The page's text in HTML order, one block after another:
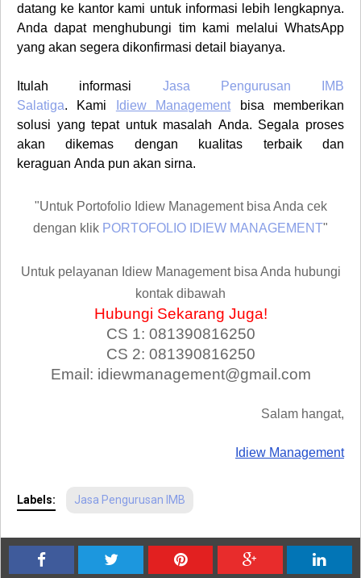
datang ke kantor kami untuk informasi lebih lengkapnya.
Anda dapat menghubungi tim kami melalui WhatsApp
yang akan segera dikonfirmasi detail biayanya.
Itulah informasi Jasa Pengurusan IMB
Salatiga. Kami Idiew Management
bisa memberikan
solusi yang tepat untuk masalah Anda. Segala proses
akan dikemas dengan kualitas terbaik dan
keraguan Anda pun akan sirna.
"Untuk Portofolio Idiew Management bisa Anda cek
dengan klik PORTOFOLIO IDIEW MANAGEMENT"
Untuk pelayanan Idiew Management bisa Anda hubungi
kontak dibawah
Hubungi Sekarang Juga!
CS 1: 081390816250
CS 2: 081390816250
Email: idiewmanagement@gmail.com
Salam hangat,
Idiew Management
Labels: Jasa Pengurusan IMB